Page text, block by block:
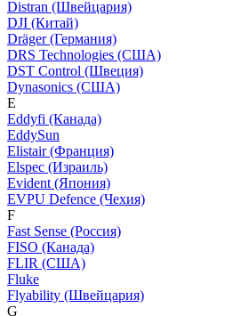
Distran (Швейцария)
DJI (Китай)
Dräger (Германия)
DRS Technologies (США)
DST Control (Швеция)
Dynasonics (США)
E
Eddyfi (Канада)
EddySun
Elistair (Франция)
Elspec (Израиль)
Evident (Япония)
EVPU Defence (Чехия)
F
Fast Sense (Россия)
FISO (Канада)
FLIR (США)
Fluke
Flyability (Швейцария)
G